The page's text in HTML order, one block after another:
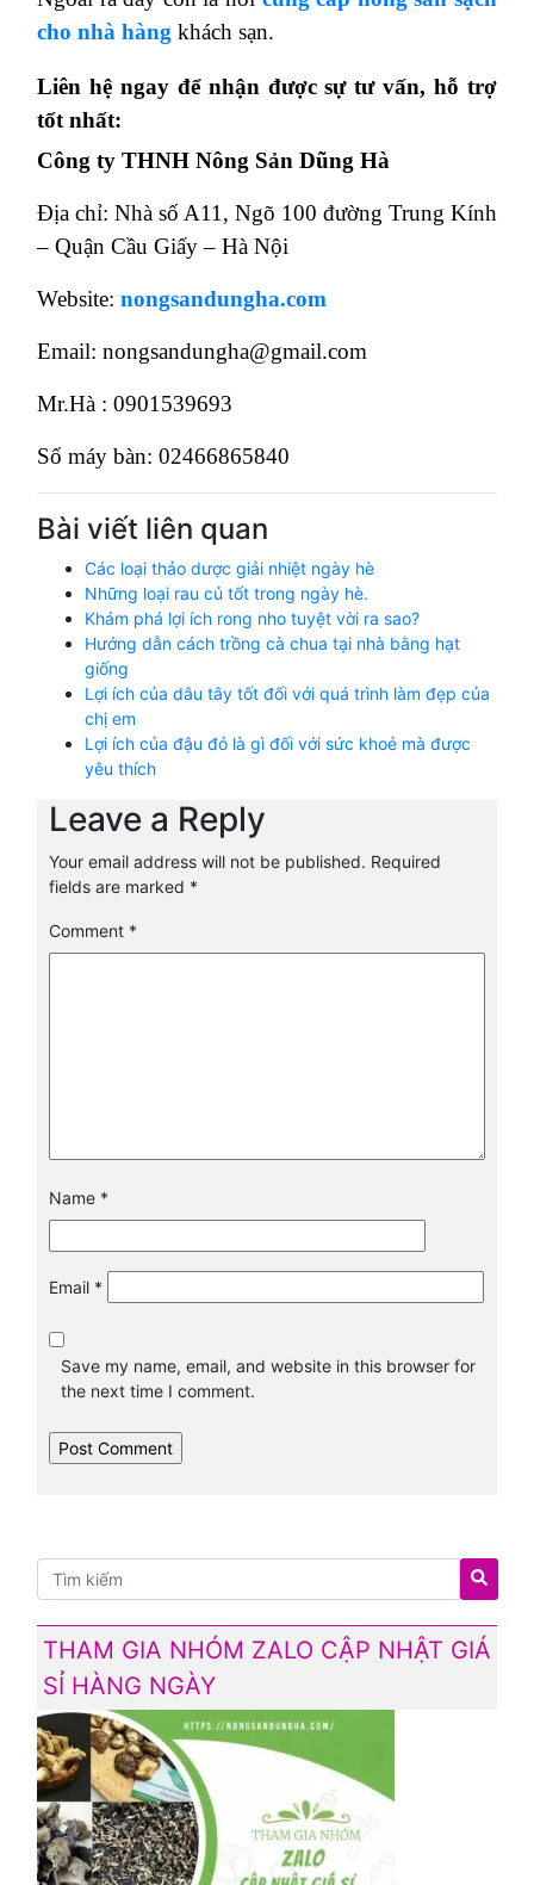
cho nhà hàng khách sạn.
Liên hệ ngay để nhận được sự tư vấn, hỗ trợ
tốt nhất:
Công ty THNH Nông Sản Dũng Hà
Địa chỉ: Nhà số A11, Ngõ 100 đường Trung Kính
– Quận Cầu Giấy – Hà Nội
Website: nongsandungha.com
Email: nongsandungha@gmail.com
Mr.Hà : 0901539693
Số máy bàn: 02466865840
Bài viết liên quan
Các loại thảo dược giải nhiệt ngày hè
Những loại rau củ tốt trong ngày hè.
Khám phá lợi ích rong nho tuyệt vời ra sao?
Hướng dẫn cách trồng cà chua tại nhà bằng hạt
giống
Lợi ích của dâu tây tốt đối với quá trình làm đẹp của
chị em
Lợi ích của đậu đỏ là gì đối với sức khoẻ mà được
yêu thích
Leave a Reply
Your email address will not be published. Required
fields are marked *
Comment *
Name *
Email *
Save my name, email, and website in this browser for
the next time I comment.
THAM GIA NHÓM ZALO CẬP NHẬT GIÁ
SỈ HÀNG NGÀY